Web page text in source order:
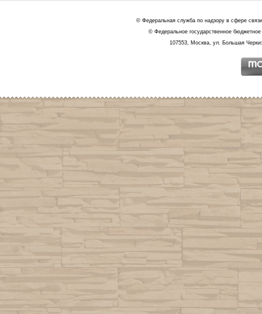
© Федеральная служба по надзору в сфере
© Федеральное государственное
107553, Москва, ул. Большая